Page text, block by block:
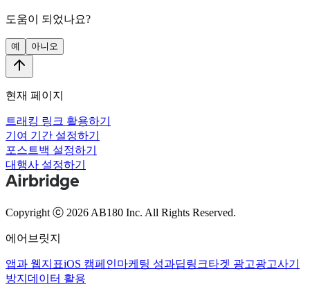
도움이 되었나요?
예 아니오
현재 페이지
트래킹 링크 활용하기
기여 기간 설정하기
포스트백 설정하기
대행사 설정하기
Copyright ⓒ 2026 AB180 Inc. All Rights Reserved.
에어브릿지
앱과 웹지표iOS 캠페인마케팅 성과딥링크타겟 광고광고사기
방지 데이터 활용